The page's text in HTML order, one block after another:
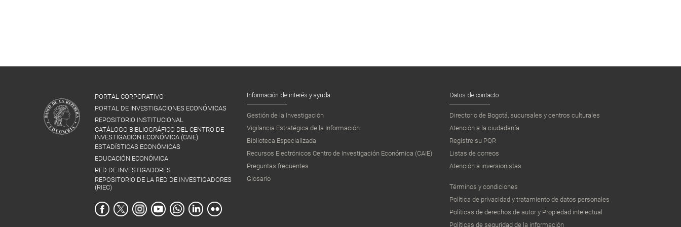
PORTAL CORPORATIVO
PORTAL DE INVESTIGACIONES ECONÓMICAS
REPOSITORIO INSTITUCIONAL
CATÁLOGO BIBLIOGRÁFICO DEL CENTRO DE
INVESTIGACIÓN ECONÓMICA (CAIE)
ESTADÍSTICAS ECONÓMICAS
EDUCACIÓN ECONÓMICA
RED DE INVESTIGADORES
REPOSITORIO DE LA RED DE INVESTIGADORES
(RIEC)
Información de interés y ayuda
Gestión de la Investigación
Vigilancia Estratégica de la Información
Biblioteca Especializada
Recursos Electrónicos Centro de Investigación Económica (CAIE)
Preguntas frecuentes
Glosario
Datos de contacto
Directorio de Bogotá, sucursales y centros culturales
Atención a la ciudadanía
Registre su PQR
Listas de correos
Atención a inversionistas
Términos y condiciones
Política de privacidad y tratamiento de datos personales
Políticas de derechos de autor y Propiedad intelectual
Políticas de seguridad de la información